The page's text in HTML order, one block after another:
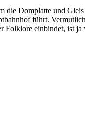
die Domplatte und
führt.
Folklore einbindet, ist ja